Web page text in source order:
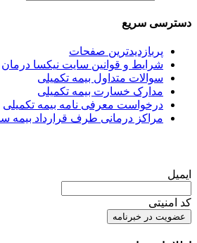
دسترسی سریع
پربازدیدترین صفحات
شرایط و قوانین سایت نیکسا درمان
سوالات متداول بیمه تکمیلی
مدارک خسارت بیمه تکمیلی
درخواست معرفی نامه بیمه تکمیلی
مراکز درمانی طرف قرارداد بیمه
ایمیل
کد امنیتی